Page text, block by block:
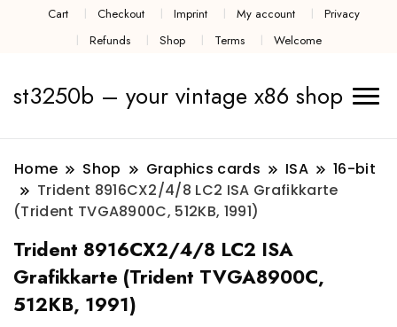
Cart Checkout Imprint My account
Privacy
Refunds
Shop Terms Welcome
st3250b – your vintage x86 shop
Home Shop Graphics cards ISA
16-bit
Trident 8916CX2/4/8 LC2 ISA Grafikkarte
(Trident TVGA8900C, 512KB, 1991)
Trident 8916CX2/4/8 LC2 ISA
Grafikkarte (Trident TVGA8900C,
512KB, 1991)